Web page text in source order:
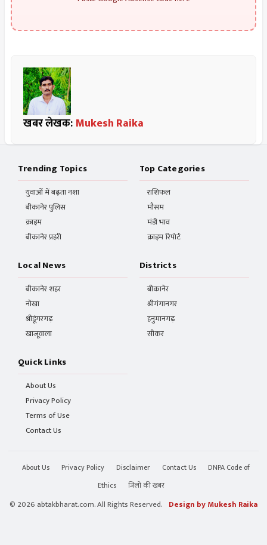
खबर लेखक: Mukesh Raika
Trending Topics
युवाओं में बढ़ता नशा
बीकानेर पुलिस
क्राइम
बीकानेर प्रहरी
Top Categories
राशिफल
मौसम
मंडी भाव
क्राइम रिपोर्ट
Local News
बीकानेर शहर
नोखा
श्रीडूंगरगढ़
खाजूवाला
Districts
बीकानेर
श्रीगंगानगर
हनुमानगढ़
सीकर
Quick Links
About Us
Privacy Policy
Terms of Use
Contact Us
About Us Privacy Policy Disclaimer Contact Us
DNPA Code of
Ethics
जिलो की खबर
© 2026 abtakbharat.com. All Rights Reserved. Design by Mukesh Raika